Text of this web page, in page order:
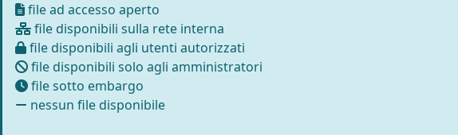
file ad accesso aperto
file disponibili sulla rete interna
file disponibili agli utenti autorizzati
file disponibili solo agli amministratori
file sotto embargo
nessun file disponibile